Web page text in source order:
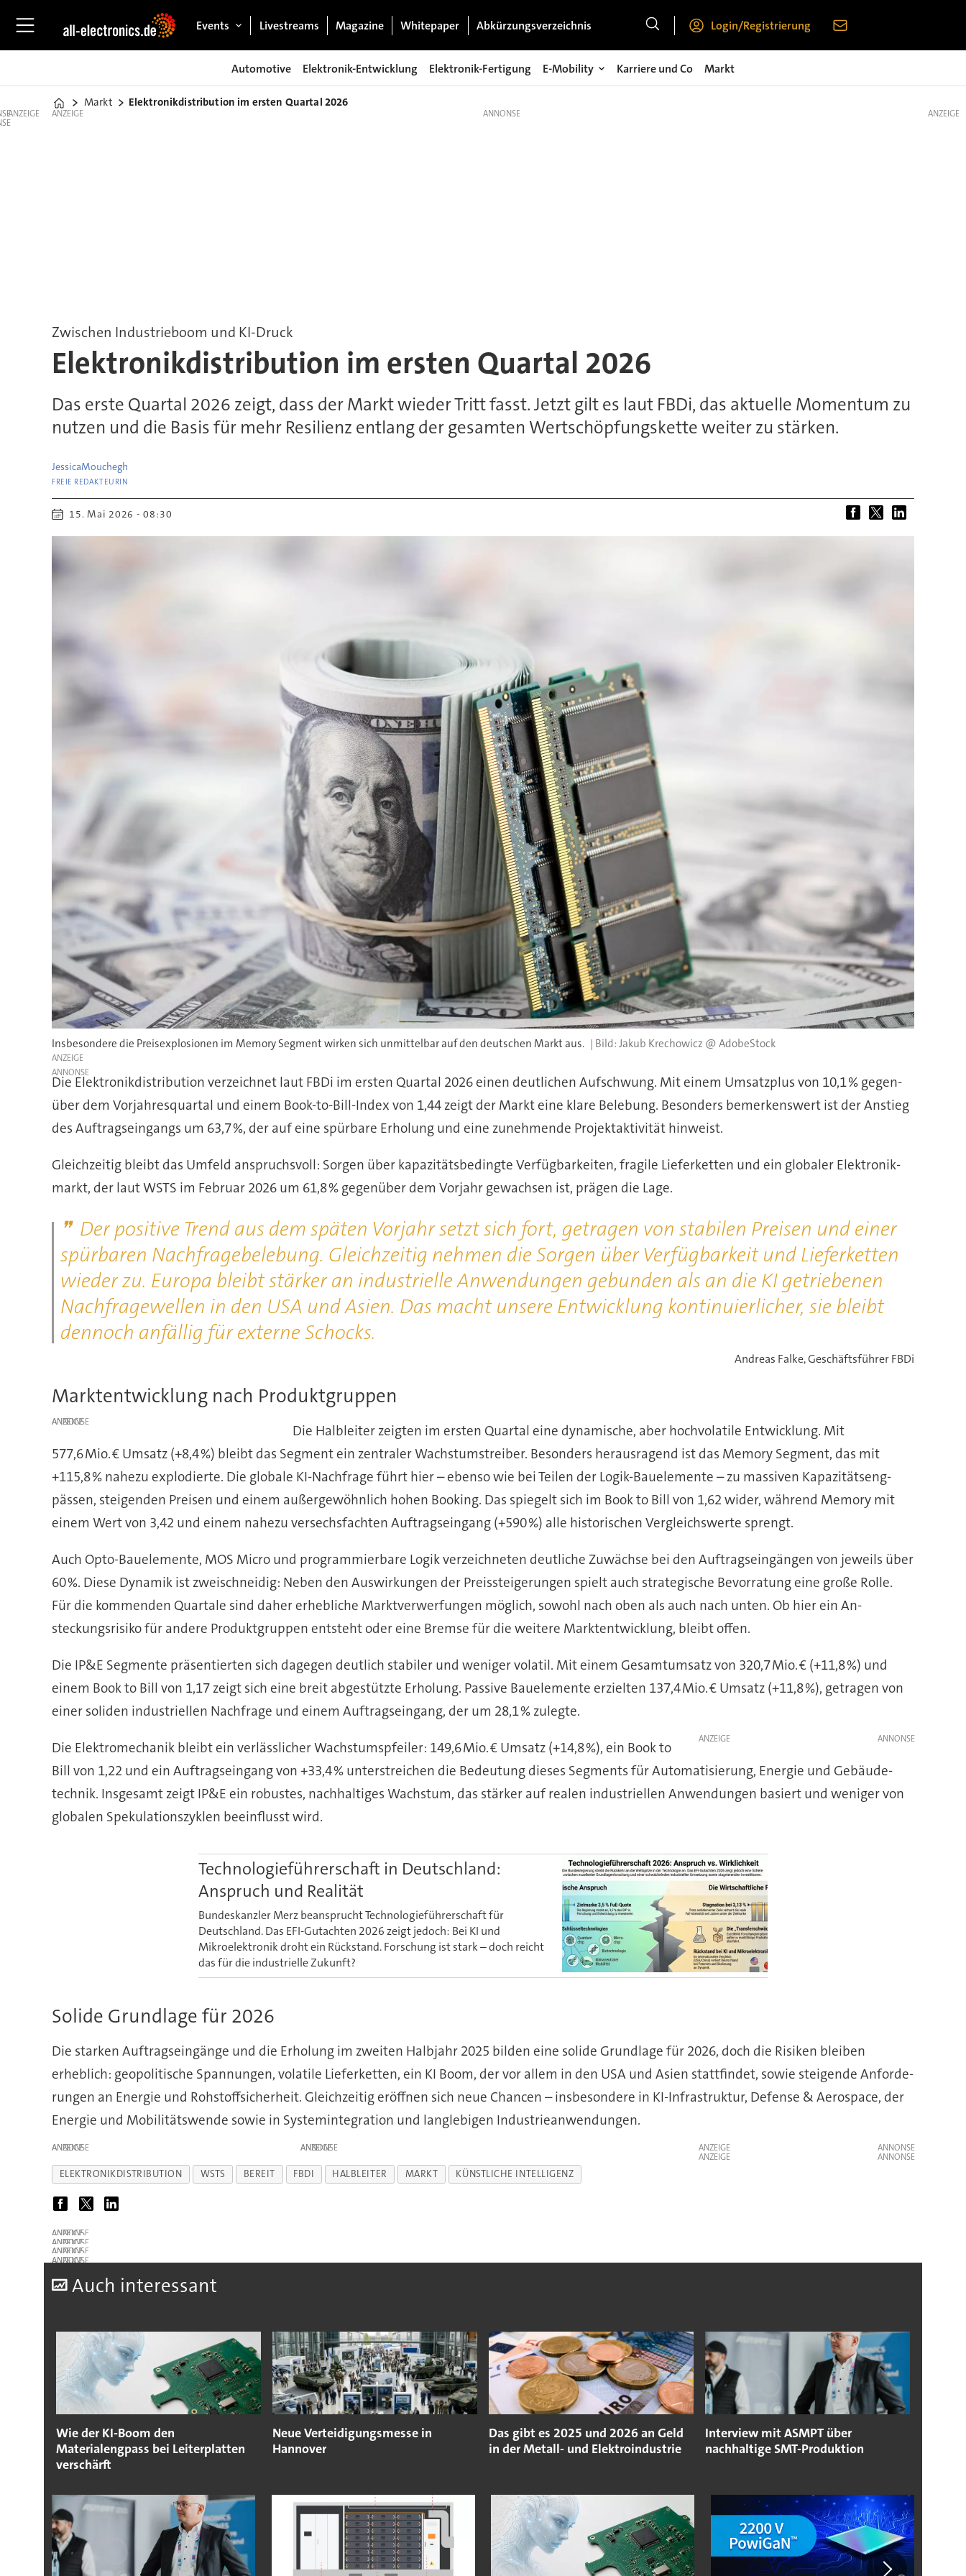
Events Livestreams Magazine Whitepaper Abkürzungsverzeichnis Login/Registrierung
Automotive Elektronik-Entwicklung Elektronik-Fertigung E-Mobility Karriere und Co Markt
Home
Markt Elektronik­dis­tri­bu­tion im ersten Quar­tal 2026
ANZEIGE ANZEIGE
Zwischen Industrieboom und KI-Druck
Elektronik­dis­tri­bu­tion im ersten Quar­tal 2026
Das erste Quar­tal 2026 zeigt, dass der Markt wieder Tritt fasst. Jetzt gilt es laut FBDi, das aktuelle Mo­men­tum zu
nutzen und die Basis für mehr Resilienz entlang der gesamten Wert­schöp­fungs­kette weiter zu stärken.
JessicaMouchegh
FREIE REDAKTEURIN
15. Mai 2026 - 08:30
Ins­be­son­dere die Preis­ex­plo­sio­nen im Memory Seg­ment wirken sich un­mit­tel­bar auf den deutschen Markt aus. Jakub Krechowicz @ AdobeStock
ANZEIGE
Die Elektronik­dis­tri­bu­tion verzeichnet laut FBDi im ersten Quar­tal 2026 einen deutlichen Aufschwung. Mit einem Um­satz­plus von 10,1 % gegen­
über dem Vor­jahres­quar­tal und einem Book-to-Bill-Index von 1,44 zeigt der Markt eine klare Belebung. Besonders be­mer­kens­wert ist der Anstieg
des Auftrags­ein­gangs um 63,7 %, der auf eine spür­bare Erholung und eine zunehmende Projektaktivität hinweist.
Gleichzeitig bleibt das Umfeld anspruchsvoll: Sorgen über kapazitätsbedingte Verfüg­bar­kei­ten, fragile Lieferketten und ein globaler Elek­tro­nik­
markt, der laut WSTS im Februar 2026 um 61,8 % gegenüber dem Vor­jahr ge­wachsen ist, prägen die Lage.
Der positive Trend aus dem späten Vorjahr setzt sich fort, getragen von stabilen Preisen und einer
spürbaren Nach­frage­be­le­bung. Gleichzeitig nehmen die Sorgen über Verfüg­bar­keit und Liefer­kett­en
wieder zu. Europa bleibt stärker an industrielle An­wen­dun­gen gebunden als an die KI ge­trie­be­nen
Nach­frage­wellen in den USA und Asien. Das macht unsere Ent­wick­lung kon­ti­nu­ier­licher, sie bleibt
dennoch an­fäll­ig für externe Schocks.
Andreas Falke, Geschäftsführer FBDi
Marktentwicklung nach Produktgruppen
ANZEIGE
Die Halbleiter zeigten im ersten Quartal eine dy­na­mische, aber hochvolatile Entwicklung. Mit
577,6 Mio. € Umsatz (+8,4 %) bleibt das Segment ein zentraler Wachs­tums­treiber. Besonders he­raus­ra­gend ist das Memory Segment, das mit
+115,8 % nahezu ex­plo­dierte. Die globale KI-Nachfrage führt hier – ebenso wie bei Teilen der Logik-Bauelemente – zu massiven Ka­pa­zi­täts­eng­
pässen, stei­gen­den Preisen und einem außer­ge­wöhn­lich hohen Booking. Das spiegelt sich im Book to Bill von 1,62 wider, während Memory mit
einem Wert von 3,42 und einem nahezu ver­sechs­fach­ten Auftrags­ein­gang (+590 %) alle his­to­rischen Ver­gleichs­werte sprengt.
Auch Opto-Bauelemente, MOS Micro und pro­gram­mier­bare Logik verzeichneten deutliche Zuwächse bei den Auftrags­ein­gän­gen von jeweils über
60 %. Diese Dynamik ist zweischneidig: Neben den Aus­wir­kun­gen der Preis­stei­ge­rungen spielt auch strategische Bevorratung eine große Rolle.
Für die kommenden Quartale sind daher erhebliche Markt­ver­wer­fungen möglich, sowohl nach oben als auch nach unten. Ob hier ein An­
steckungs­ri­si­ko für an­dere Pro­dukt­gruppen ent­steht oder eine Bremse für die weitere Markt­ent­wicklung, bleibt offen.
Die IP&E Segmente präsentierten sich da­ge­gen deutlich stabiler und weniger volatil. Mit einem Gesamt­um­satz von 320,7 Mio. € (+11,8 %) und
einem Book to Bill von 1,17 zeigt sich eine breit ab­ge­stützte Er­ho­lung. Passive Bau­ele­mente erzielten 137,4 Mio. € Umsatz (+11,8 %), ge­tra­gen von
einer soliden indus­tri­ellen Nach­frage und einem Auf­trags­ein­gang, der um 28,1 % zulegte.
ANZEIGE
Die Elektromechanik bleibt ein verlässlicher Wachs­tums­pfeiler: 149,6 Mio. € Umsatz (+14,8 %), ein Book to
Bill von 1,22 und ein Auftrags­eingang von +33,4 % unter­strei­chen die Bedeutung dieses Segments für Auto­ma­ti­sierung, Energie und Ge­bäu­de­
technik. Ins­ge­samt zeigt IP&E ein ro­bus­tes, nach­hal­tiges Wachs­tum, das stärker auf realen indus­triel­len An­wen­dungen basiert und weniger von
globalen Spe­ku­lations­zyklen beeinflusst wird.
Technologieführerschaft in Deutschland:
Anspruch und Realität
Bundeskanzler Merz beansprucht Technologieführerschaft für
Deutschland. Das EFI-Gutachten 2026 zeigt jedoch: Bei KI und
Mikroelektronik droht ein Rückstand. Forschung ist stark – doch reicht
das für die industrielle Zukunft?
Solide Grund­lage für 2026
Die starken Auftragseingänge und die Er­ho­lung im zweiten Halbjahr 2025 bilden eine solide Grund­lage für 2026, doch die Risiken bleiben
erheblich: geo­po­li­tische Span­nun­gen, volatile Liefer­ket­ten, ein KI Boom, der vor allem in den USA und Asien statt­findet, sowie steigende An­for­de­
rungen an Energie und Roh­stoff­sicher­heit. Gleichzeitig eröffnen sich neue Chancen – ins­be­son­dere in KI-Infra­struk­tur, Defense & Aerospace, der
Energie und Mobi­li­täts­wende sowie in System­inte­gra­tion und lang­le­bigen Industrie­an­wen­dungen.
ANZEIGE ANZEIGE
ANZEIGE
ANZEIGE
ELEKTRONIKDISTRIBUTION WSTS BEREIT FBDI HALBLEITER MARKT KÜNSTLICHE INTELLIGENZ
ANZEIGE
ANZEIGE
ANZEIGE
ANZEIGE
Auch interessant
Wie der KI-Boom den
Materialengpass bei Leiterplatten
verschärft
Neue Verteidigungsmesse in
Hannover
Das gibt es 2025 und 2026 an Geld
in der Metall- und Elektroindustrie
Interview mit ASMPT über
nachhaltige SMT-Produktion
ANZEIGE